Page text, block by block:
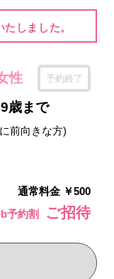
しました。
性 予約終了
歳まで
前向きな方)
通常料金 ￥500
予約割
ご招待